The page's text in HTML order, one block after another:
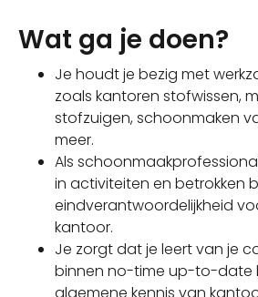
Wat ga je doen?
Je houdt je bezig met
zoals kantoren stofwissen,
stofzuigen, schoonmaken
meer.
Als
in activiteiten en betrokken
eindverantwoordelijkheid
kantoor.
Je zorgt dat je leert van je
binnen no-time up-to-date
algemene kennis van